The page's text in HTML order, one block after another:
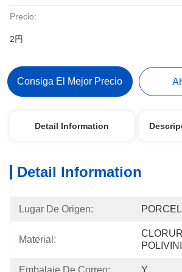
Precio:
2円
Consiga El Mejor Precio
Detail Information
Detail Information
Lugar De Origen:
Material:
Embalaje De Correo: Y